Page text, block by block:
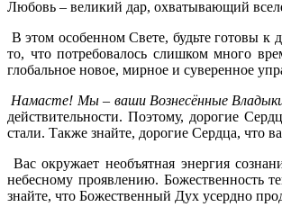
Любовь – великий дар, охватывающий
В этом особенном Свете, будьте готовы к
то, что потребовалось слишком много
глобальное новое, мирное и суверенное
Намасте! Мы – ваши Вознесённые
действительности. Поэтому, дорогие
стали. Также знайте, дорогие Сердца, что
Вас окружает необъятная энергия
небесному проявлению. Божественность
знайте, что Божественный Дух усердно